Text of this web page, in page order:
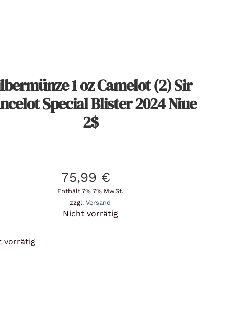
1 oz Camelot (2) Sir
Special Blister 2024 Niue
2$
75,99 €
Enthält 7% 7% MwSt.
zzgl.Versand
Nicht vorrätig
vorrätig